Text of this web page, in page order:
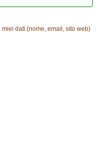
dati (nome, email, sito web)